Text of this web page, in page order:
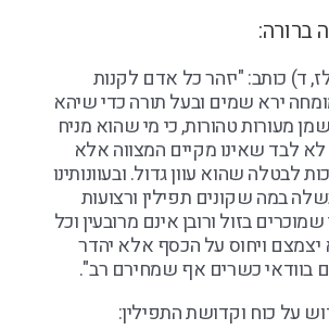
ברורה:
ד) כותב: "יזהר כל אדם לקנות
ירא שמים ובעל תורה כדי שיהא
מעורות טהורות, כי מי שהוא מניח
לא לבד שאינו מקיים המצווה אלא
לבטלה שהוא עוון גדול. ובעוונותינו
במה שקונים תפילין ורצועות
בזול ורובן אינם מרובעין וכל
ויחוס על הכסף אלא יהדר
בוודאי כשרים אף שמחירם רב".
על כוח וקדושת התפילין: